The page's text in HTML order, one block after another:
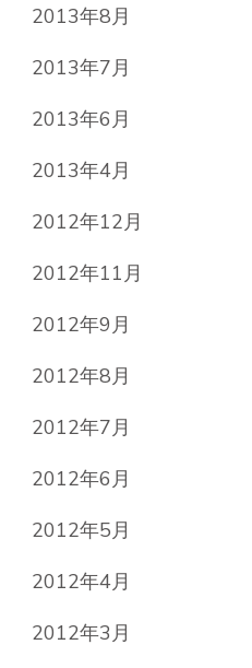
2013年8月
2013年7月
2013年6月
2013年4月
2012年12月
2012年11月
2012年9月
2012年8月
2012年7月
2012年6月
2012年5月
2012年4月
2012年3月